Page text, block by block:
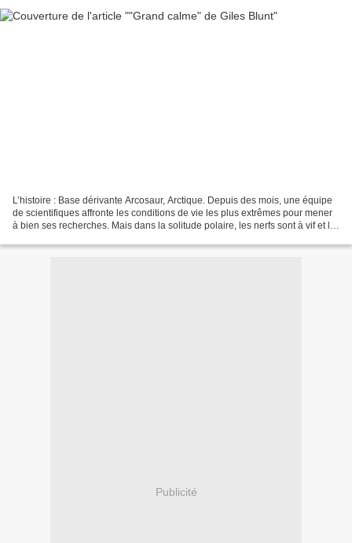
L’histoire : Base dérivante Arcosaur, Arctique. Depuis des mois, une équipe
de scientifiques affronte les conditions de vie les plus extrêmes pour mener
à bien ses recherches. Mais dans la solitude polaire, les nerfs sont à vif et le
Publicité